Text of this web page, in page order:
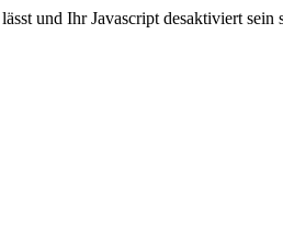
und Ihr Javascript desaktiviert